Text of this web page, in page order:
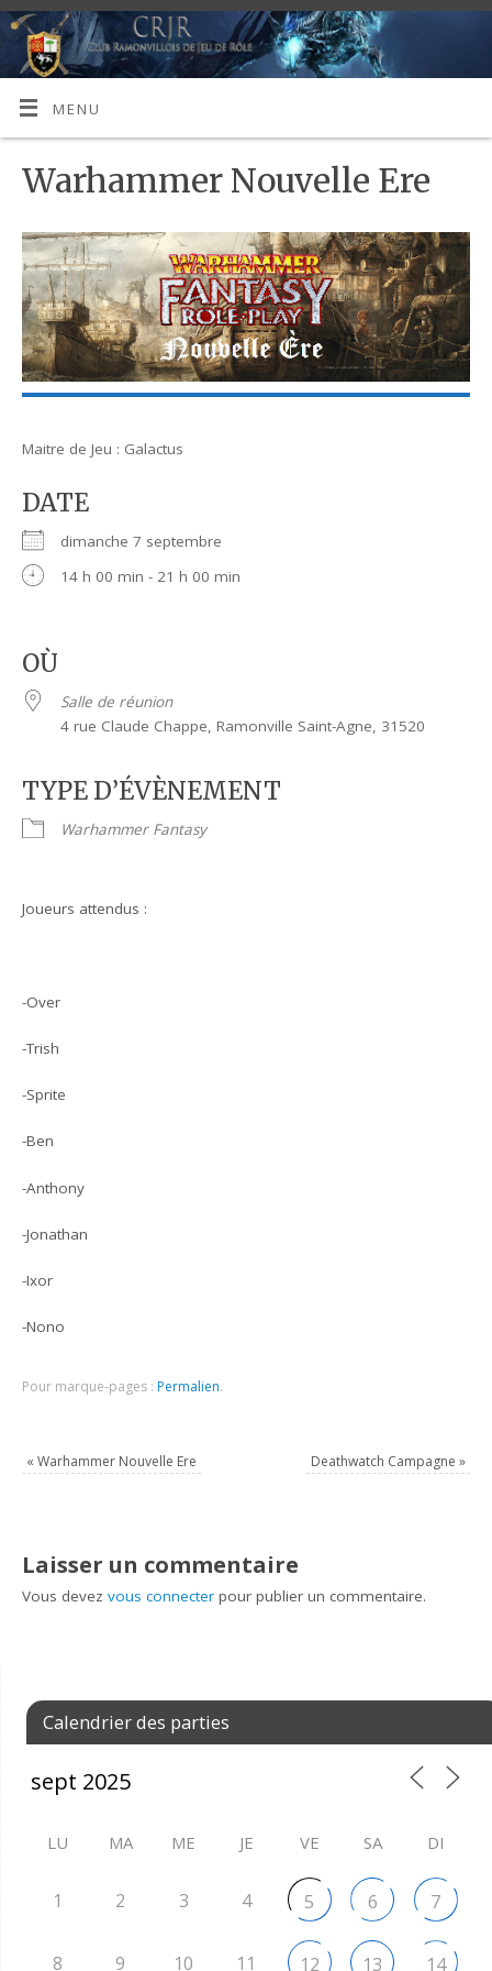
MENU
Warhammer Nouvelle Ere
Maitre de Jeu : Galactus
DATE
dimanche 7 septembre
14 h 00 min - 21 h 00 min
OÙ
Salle de réunion
4 rue Claude Chappe, Ramonville Saint-Agne, 31520
TYPE D’ÉVÈNEMENT
Warhammer Fantasy
Joueurs attendus :
-Over
-Trish
-Sprite
-Ben
-Anthony
-Jonathan
-Ixor
-Nono
Pour marque-pages : Permalien.
« Warhammer Nouvelle Ere Deathwatch Campagne »
Laisser un commentaire
Vous devezvous connecter pour publier un commentaire.
Calendrier des parties
LU MA ME JE VE SA DI
1 2 3 4 5 6 7
8 9 10 11 12 13 14